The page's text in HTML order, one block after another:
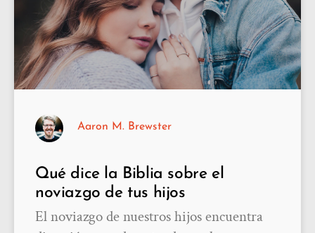
Qué dice la Biblia sobre el
noviazgo de tus hijos
El noviazgo de nuestros hijos encuentra
Aaron M. Brewster